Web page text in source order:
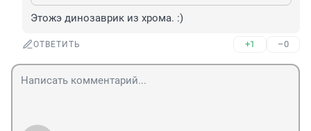
Этожэ динозаврик из хрома. :)
ОТВЕТИТЬ +1 –0